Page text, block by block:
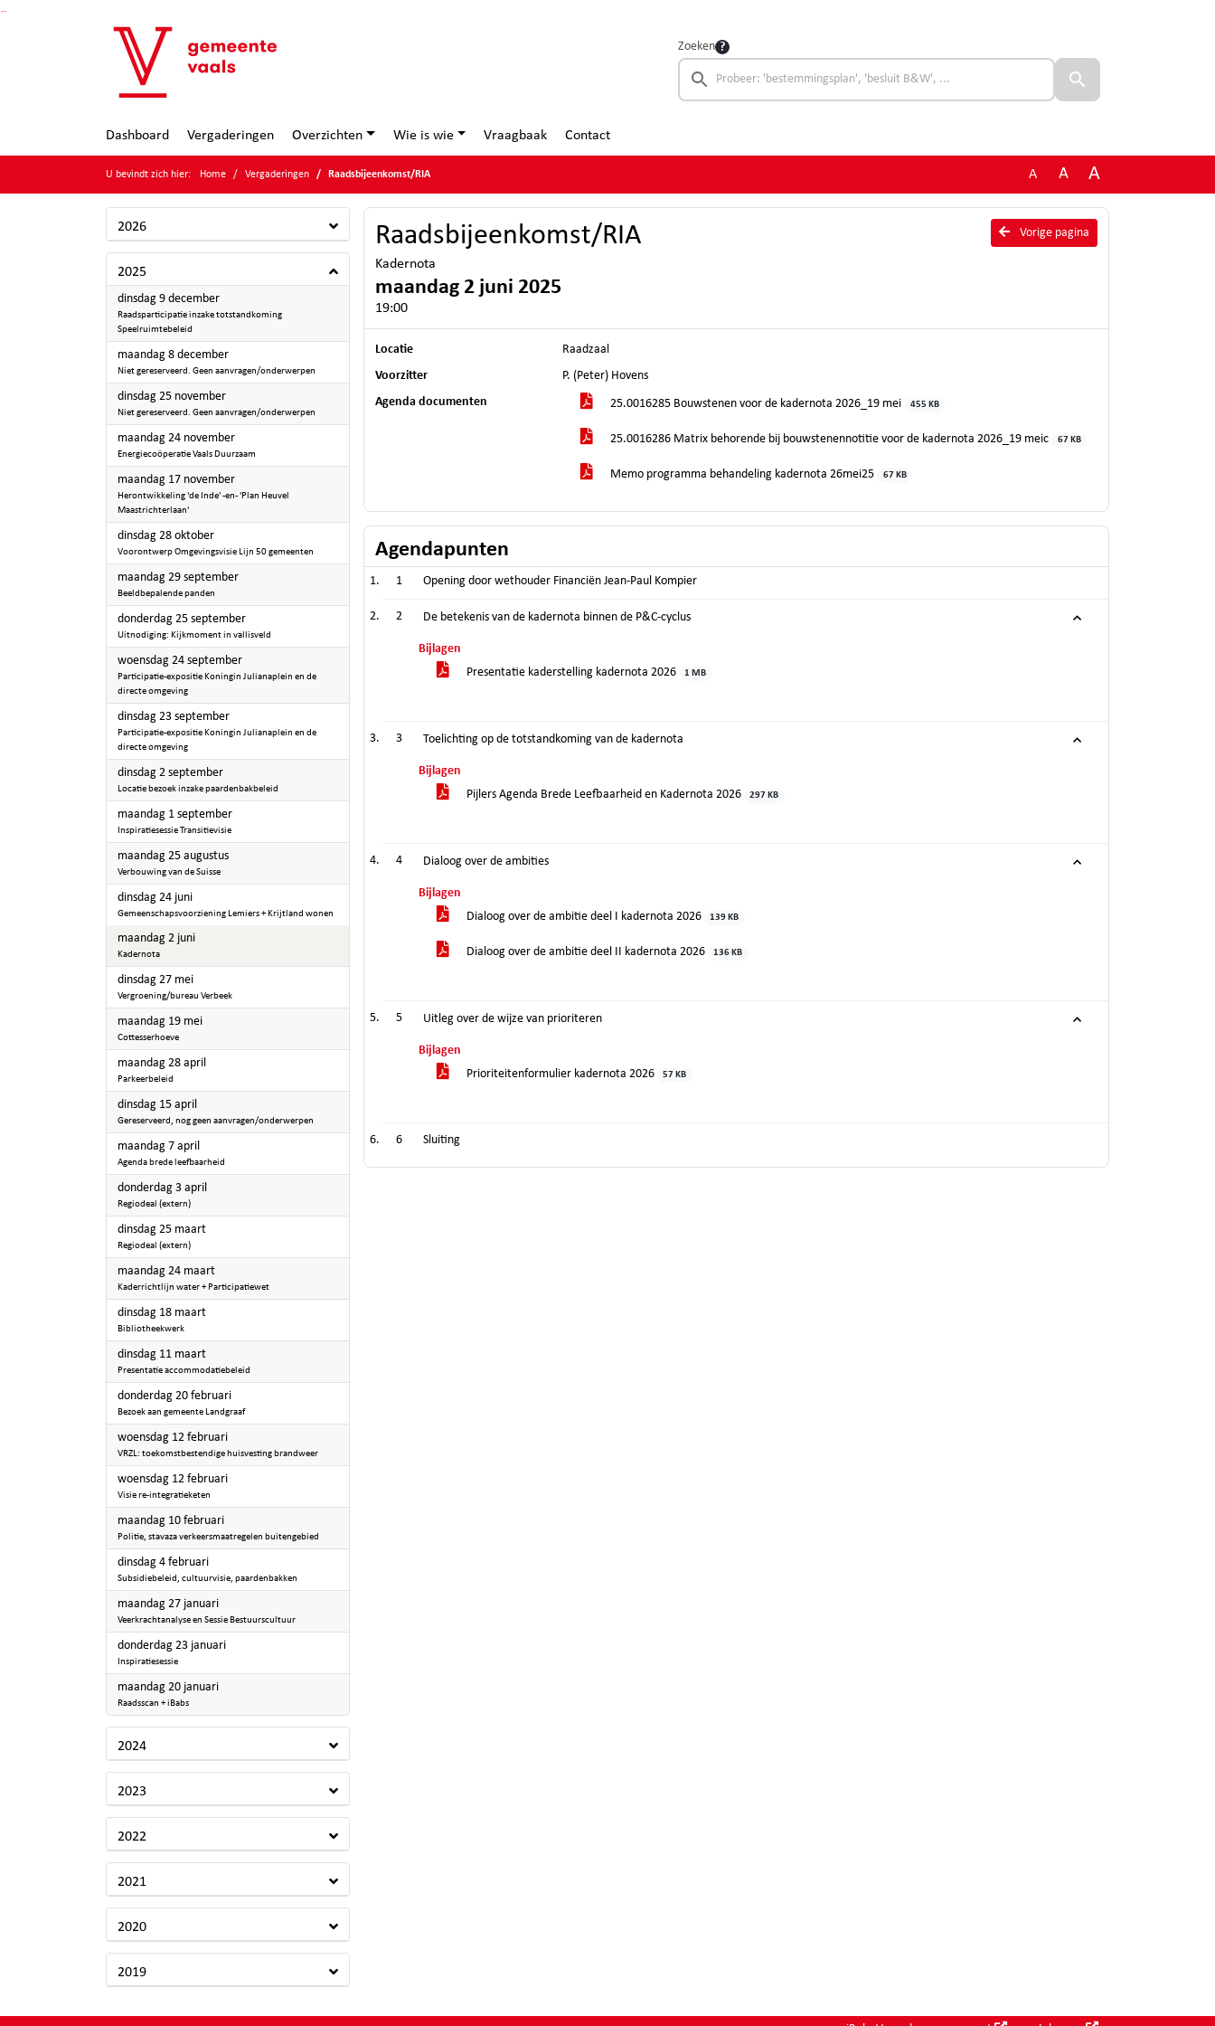
Zoeken
Dashboard Vergaderingen Overzichten Wie is wie Vraagbaak Contact
U bevindt zich hier: Home Vergaderingen Raadsbijeenkomst/RIA A A A
2026
2025
dinsdag 9 december2025
Raadsparticipatie inzake totstandkoming
Speelruimtebeleid
maandag 8 december2025
Niet gereserveerd. Geen aanvragen/onderwerpen
dinsdag 25 november2025
Niet gereserveerd. Geen aanvragen/onderwerpen
maandag 24 november2025
Energiecoöperatie Vaals Duurzaam
maandag 17 november2025
Herontwikkeling 'de Inde' -en- 'Plan Heuvel
Maastrichterlaan'
dinsdag 28 oktober2025
Voorontwerp Omgevingsvisie Lijn 50 gemeenten
maandag 29 september2025
Beeldbepalende panden
donderdag 25 september2025
Uitnodiging: Kijkmoment in vallisveld
woensdag 24 september2025
Participatie-expositie Koningin Julianaplein en de
directe omgeving
dinsdag 23 september2025
Participatie-expositie Koningin Julianaplein en de
directe omgeving
dinsdag 2 september2025
Locatie bezoek inzake paardenbakbeleid
maandag 1 september2025
Inspiratiesessie Transitievisie
maandag 25 augustus2025
Verbouwing van de Suisse
dinsdag 24 juni2025
Gemeenschapsvoorziening Lemiers + Krijtland wonen
maandag 2 juni2025
Kadernota
dinsdag 27 mei2025
Vergroening/bureau Verbeek
maandag 19 mei2025
Cottesserhoeve
maandag 28 april
Parkeerbeleid
dinsdag 15 april
Gereserveerd, nog geen aanvragen/onderwerpen
maandag 7 april
Agenda brede leefbaarheid
donderdag 3 april
Regiodeal (extern)
dinsdag 25 maart2025
Regiodeal (extern)
maandag 24 maart2025
Kaderrichtlijn water + Participatiewet
dinsdag 18 maart2025
Bibliotheekwerk
dinsdag 11 maart2025
Presentatie accommodatiebeleid
donderdag 20 februari2025
Bezoek aan gemeente Landgraaf
woensdag 12 februari2025
VRZL: toekomstbestendige huisvesting brandweer
woensdag 12 februari2025
Visie re-integratieketen
maandag 10 februari2025
Politie, stavaza verkeersmaatregelen buitengebied
dinsdag 4 februari2025
Subsidiebeleid, cultuurvisie, paardenbakken
maandag 27 januari2025
Veerkrachtanalyse en Sessie Bestuurscultuur
donderdag 23 januari2025
Inspiratiesessie
maandag 20 januari2025
Raadsscan + iBabs
2024
2023
2022
2021
2020
2019
Vorige pagina
Raadsbijeenkomst/RIA
Kadernota
maandag 2 juni 2025
19:00
Locatie
Raadzaal
Voorzitter
P. (Peter) Hovens
Agenda documenten
25.0016285 Bouwstenen voor de kadernota 2026_19 mei 455 KB
25.0016286 Matrix behorende bij bouwstenennotitie voor de kadernota 2026_19 meic 67 KB
Memo programma behandeling kadernota 26mei25 67 KB
Agendapunten
1 Opening door wethouder Financiën Jean-Paul Kompier
2 De betekenis van de kadernota binnen de P&C-cyclus
Bijlagen
Presentatie kaderstelling kadernota 2026
1 MB
3 Toelichting op de totstandkoming van de kadernota
Bijlagen
Pijlers Agenda Brede Leefbaarheid en Kadernota 2026
297 KB
4 Dialoog over de ambities
Bijlagen
Dialoog over de ambitie deel I kadernota 2026
139 KB
Dialoog over de ambitie deel II kadernota 2026 136 KB
5 Uitleg over de wijze van prioriteren
Bijlagen
Prioriteitenformulier kadernota 2026
57 KB
6 Sluiting